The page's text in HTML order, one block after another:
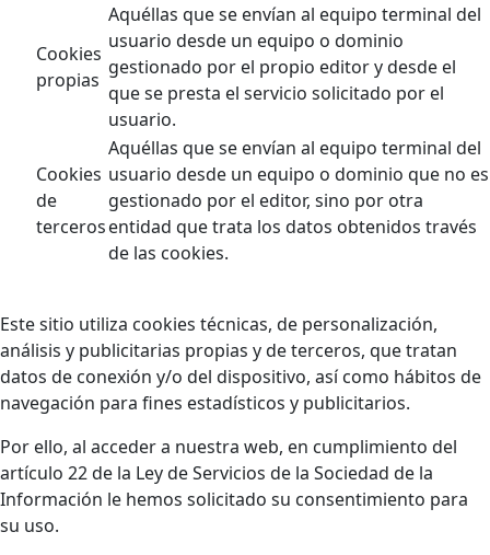
Cookies
propias
Aquéllas que se envían al equipo terminal del
usuario desde un equipo o dominio
gestionado por el propio editor y desde el
que se presta el servicio solicitado por el
usuario.
Cookies
de
terceros
Aquéllas que se envían al equipo terminal del
usuario desde un equipo o dominio que no es
gestionado por el editor, sino por otra
entidad que trata los datos obtenidos través
de las cookies.
Este sitio utiliza cookies técnicas, de personalización,
análisis y publicitarias propias y de terceros, que tratan
datos de conexión y/o del dispositivo, así como hábitos de
navegación para fines estadísticos y publicitarios.
Por ello, al acceder a nuestra web, en cumplimiento del
artículo 22 de la Ley de Servicios de la Sociedad de la
Información le hemos solicitado su consentimiento para
su uso.